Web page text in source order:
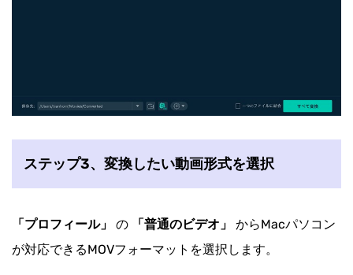
ステップ3、変換したい動画形式を選択
「プロフィール」 の 「普通のビデオ」
からMacパソコン
が対応できるMOVフォーマットを選択します。